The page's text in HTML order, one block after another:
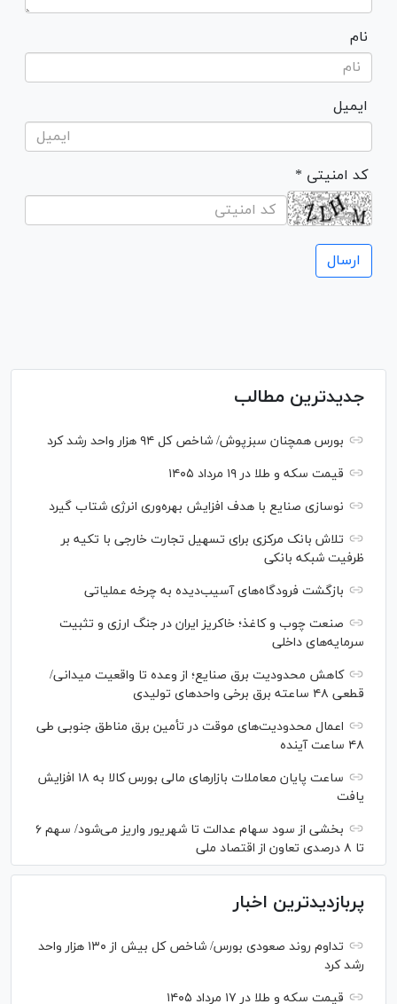
نام
ایمیل
* کد امنیتی
جدیدترین مطالب
بورس همچنان سبزپوش/ شاخص کل ۹۴ هزار واحد رشد کرد
قیمت سکه و طلا در ۱۹ مرداد ۱۴۰۵
نوسازی صنایع با هدف افزایش بهره‌وری انرژی شتاب گیرد
تلاش بانک مرکزی برای تسهیل تجارت خارجی با تکیه بر
ظرفیت شبکه بانکی
بازگشت فرودگاه‌های آسیب‌دیده به چرخه عملیاتی
صنعت چوب و کاغذ؛ خاکریز ایران در جنگ ارزی و تثبیت
سرمایه‌های داخلی
کاهش محدودیت برق صنایع؛ از وعده تا واقعیت میدانی/
قطعی ۴۸ ساعته برق برخی واحد‌های تولیدی
اعمال محدودیت‌های موقت در تأمین برق مناطق جنوبی طی
۴۸ ساعت آینده
ساعت پایان معاملات بازار‌های مالی بورس کالا به ۱۸ افزایش
یافت
بخشی از سود سهام عدالت تا شهریور واریز می‌شود/ سهم ۶
تا ۸ درصدی تعاون از اقتصاد ملی
پربازدیدترین اخبار
تداوم روند صعودی بورس/ شاخص کل بیش از ۱۳۰ هزار واحد
رشد کرد
قیمت سکه و طلا در ۱۷ مرداد ۱۴۰۵